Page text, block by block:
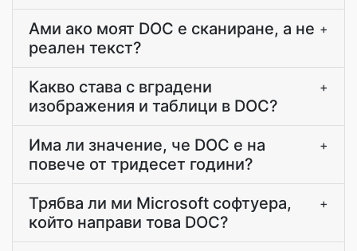
Ами ако моят DOC е сканиране, а не
реален текст?
+
Какво става с вградени
изображения и таблици в DOC?
+
Има ли значение, че DOC е на
повече от тридесет години?
+
Трябва ли ми Microsoft софтуера,
който направи това DOC?
+